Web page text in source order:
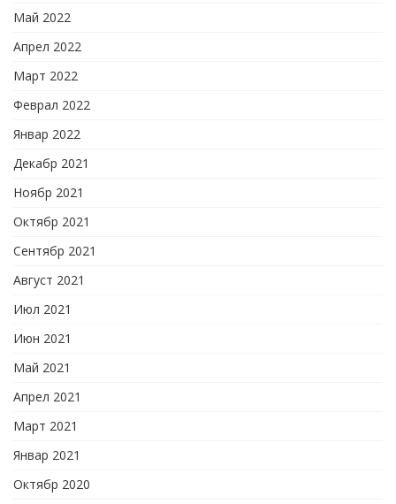
Май 2022
Апрел 2022
Март 2022
Феврал 2022
Январ 2022
Декабр 2021
Ноябр 2021
Октябр 2021
Сентябр 2021
Август 2021
Июл 2021
Июн 2021
Май 2021
Апрел 2021
Март 2021
Январ 2021
Октябр 2020